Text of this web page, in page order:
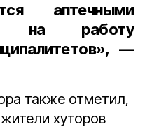
аптечными
на работу
—
также отметил,
хуторов